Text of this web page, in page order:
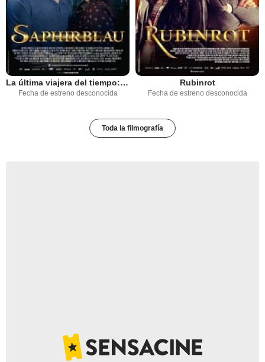
La última viajera del tiempo: Zafiro
Fecha de estreno desconocida
Rubinrot
Fecha de estreno desconocida
Toda la filmografía